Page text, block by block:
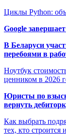
Циклы Python:
Google
В Беларуси
перебоями в
Ноутбук
ценником в 2026
Юристы по
вернуть
Как выбрать
тех, кто строится